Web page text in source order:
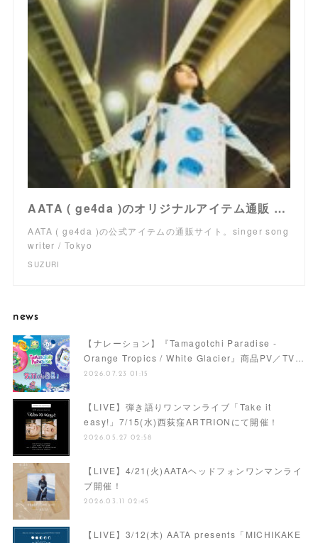
AATA ( ge4da )のオリジナルアイテム通販 ∞ SUZURI（スズリ）
AATA ( ge4da )の公式アイテムの通販サイト。singer song
writer / Tokyo
SUZURI
news
【ナレーション】『Tamagotchi Paradise -
Orange Tropics / White Glacier』商品PV／TV…
2026.07.23 01:15
【LIVE】弾き語りワンマンライブ「Take it
easy!」7/15(水)西荻窪ARTRIONにて開催！
2026.05.27 02:58
【LIVE】4/21(火)AATAヘッドフォンワンマンライ
ブ開催！
2026.03.11 02:45
【LIVE】3/12(木) AATA presents「MICHIKAKE